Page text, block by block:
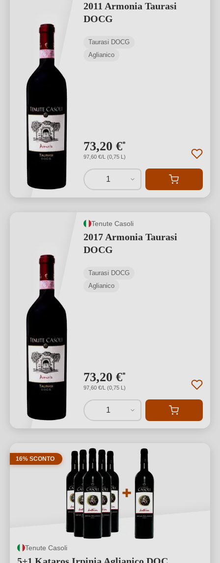
2011 Armonia Taurasi
DOCG
Taurasi DOCG
Aglianico
73,20 €*
97,60 €/L (0,75 L)
1
Tenute Casoli
2017 Armonia Taurasi
DOCG
Taurasi DOCG
Aglianico
73,20 €*
97,60 €/L (0,75 L)
1
16% SCONTO
Tenute Casoli